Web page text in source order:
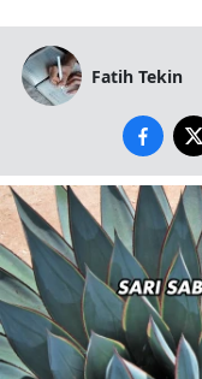
Fatih Tekin